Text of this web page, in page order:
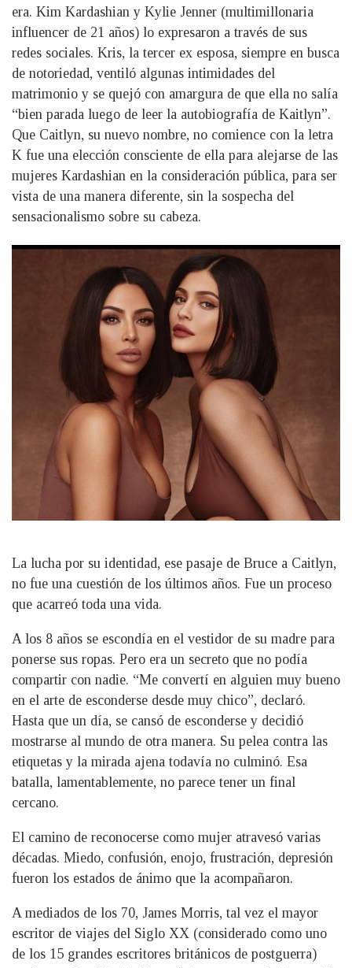
era. Kim Kardashian y Kylie Jenner (multimillonaria
influencer de 21 años) lo expresaron a través de sus
redes sociales. Kris, la tercer ex esposa, siempre en busca
de notoriedad, ventiló algunas intimidades del
matrimonio y se quejó con amargura de que ella no salía
“bien parada luego de leer la autobiografía de Kaitlyn”.
Que Caitlyn, su nuevo nombre, no comience con la letra
K fue una elección consciente de ella para alejarse de las
mujeres Kardashian en la consideración pública, para ser
vista de una manera diferente, sin la sospecha del
sensacionalismo sobre su cabeza.
La lucha por su identidad, ese pasaje de Bruce a Caitlyn,
no fue una cuestión de los últimos años. Fue un proceso
que acarreó toda una vida.
A los 8 años se escondía en el vestidor de su madre para
ponerse sus ropas. Pero era un secreto que no podía
compartir con nadie. “Me convertí en alguien muy bueno
en el arte de esconderse desde muy chico”, declaró.
Hasta que un día, se cansó de esconderse y decidió
mostrarse al mundo de otra manera. Su pelea contra las
etiquetas y la mirada ajena todavía no culminó. Esa
batalla, lamentablemente, no parece tener un final
cercano.
El camino de reconocerse como mujer atravesó varias
décadas. Miedo, confusión, enojo, frustración, depresión
fueron los estados de ánimo que la acompañaron.
A mediados de los 70, James Morris, tal vez el mayor
escritor de viajes del Siglo XX (considerado como uno
de los 15 grandes escritores británicos de postguerra)